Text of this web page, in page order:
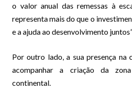
o valor anual das remessas à
representa mais do que o
e a ajuda ao desenvolvi­mento
Por outro lado, a sua presença na
acompanhar a criação da
continental.